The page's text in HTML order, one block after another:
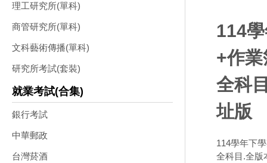
理工研究所(單科)
商管研究所(單科)
文科藝術傳播(單科)
研究所考試(套裝)
就業考試(合集)
銀行考試
中華郵政
台灣菸酒
114
+作
全科
址版
114學年下
全科目.全版